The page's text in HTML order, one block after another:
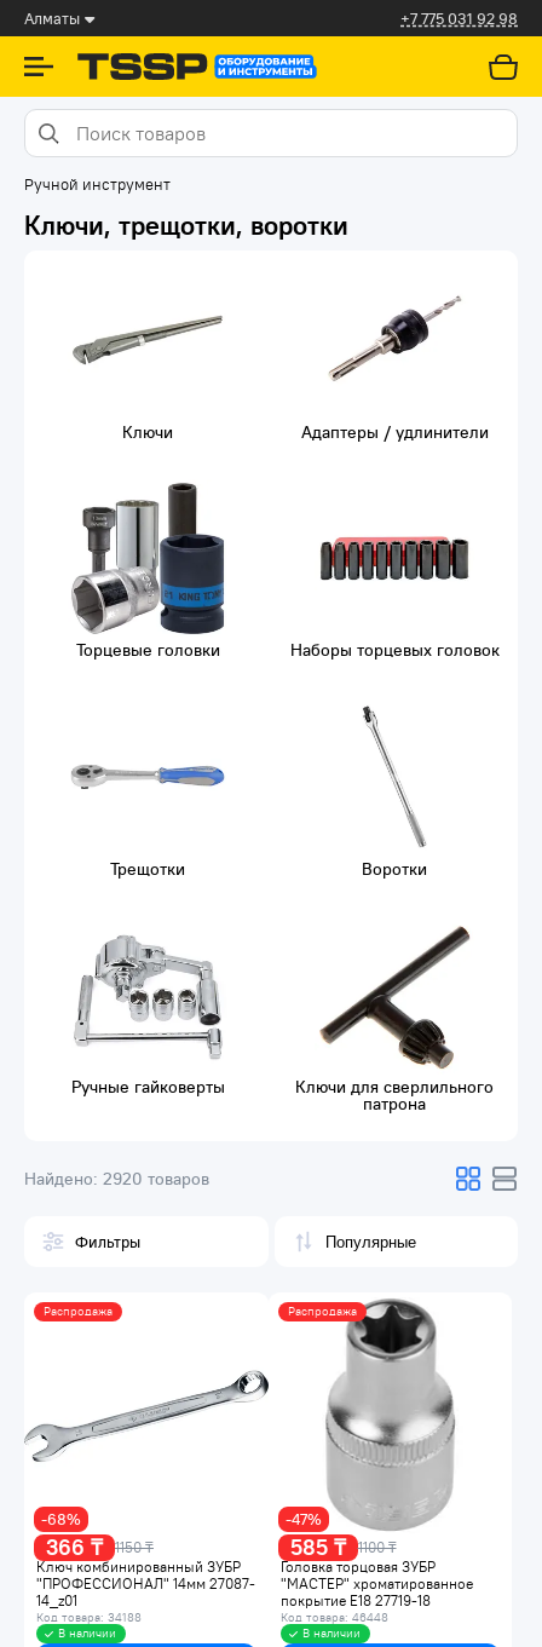
Алматы +7 775 031 92 98
Ручной инструмент
Ключи, трещотки, воротки
Ключи Адаптеры / удлинители
Торцевые головки Наборы торцевых головок
Трещотки Воротки
Ручные гайковерты Ключи для сверлильного
патрона
Найдено: 2920 товаров
Фильтры
Распродажа
366 ₸ 1150 ₸
-68%
Ключ комбинированный ЗУБР
"ПРОФЕССИОНАЛ" 14мм 27087-
14_z01
Код товара: 34188
В наличии
Распродажа
585 ₸ 1100 ₸
-47%
Головка торцовая ЗУБР
"МАСТЕР" хроматированное
покрытие E18 27719-18
Код товара: 46448
В наличии